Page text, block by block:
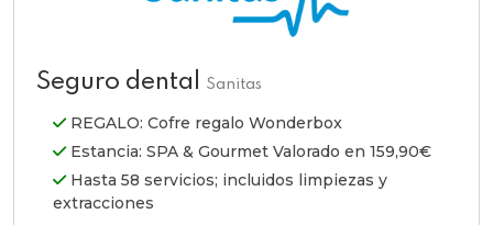
Seguro dental Sanitas
REGALO: Cofre regalo Wonderbox
Estancia: SPA & Gourmet Valorado en 159,90€
Hasta 58 servicios; incluidos limpiezas y
extracciones